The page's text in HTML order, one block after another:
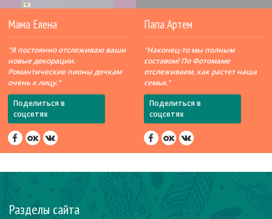
Мама Елена
"Я постоянно отслеживаю ваши
новые декорации.
Романтические пионы дочкам
очень к лицу."
Поделиться в
соцсетях
Папа Артем
"Наконец-то мы полным
составом! По Фотомаме
отслеживаем, как растет наша
семья."
Поделиться в
соцсетях
Разделы сайта